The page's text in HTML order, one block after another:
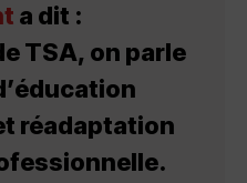
a dit :
TSA, on parle
réadaptation